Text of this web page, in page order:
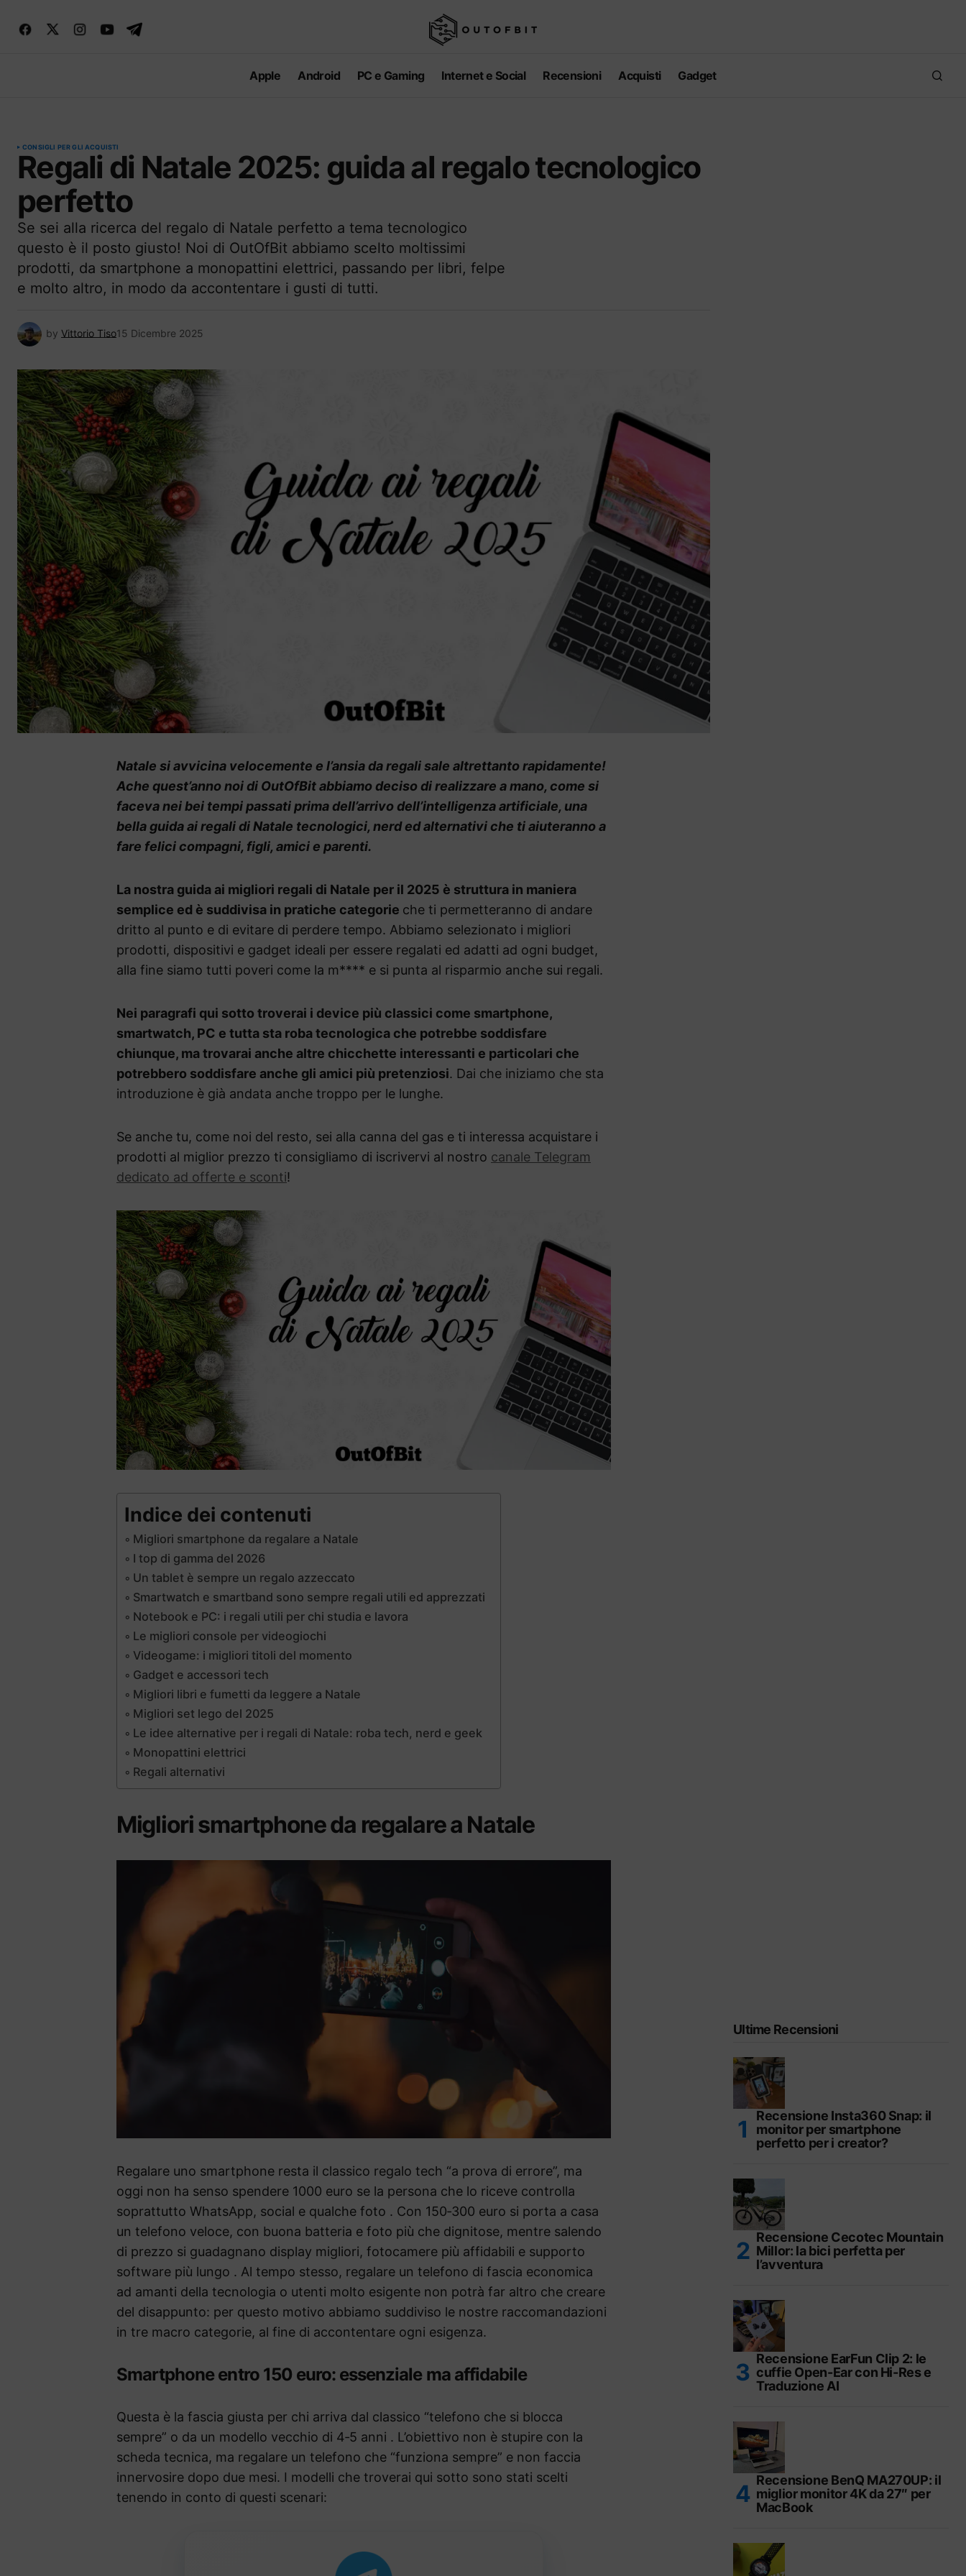
Apple Android PC e Gaming Internet e Social Recensioni Acquisti Gadget
CONSIGLI PER GLI ACQUISTI
Regali di Natale 2025: guida al regalo tecnologico
perfetto
Se sei alla ricerca del regalo di Natale perfetto a tema tecnologico
questo è il posto giusto! Noi di OutOfBit abbiamo scelto moltissimi
prodotti, da smartphone a monopattini elettrici, passando per libri, felpe
e molto altro, in modo da accontentare i gusti di tutti.
by Vittorio Tiso15 Dicembre 2025
Natale si avvicina velocemente e l’ansia da regali sale altrettanto rapidamente!
Ache quest’anno noi di OutOfBit abbiamo deciso di realizzare a mano, come si
faceva nei bei tempi passati prima dell’arrivo dell’intelligenza artificiale, una
bella guida ai regali di Natale tecnologici, nerd ed alternativi che ti aiuteranno a
fare felici compagni, figli, amici e parenti.
La nostra guida ai migliori regali di Natale per il 2025 è struttura in maniera
semplice ed è suddivisa in pratiche categorie che ti permetteranno di andare
dritto al punto e di evitare di perdere tempo. Abbiamo selezionato i migliori
prodotti, dispositivi e gadget ideali per essere regalati ed adatti ad ogni budget,
alla fine siamo tutti poveri come la m**** e si punta al risparmio anche sui regali.
Nei paragrafi qui sotto troverai i device più classici come smartphone,
smartwatch, PC e tutta sta roba tecnologica che potrebbe soddisfare
chiunque, ma trovarai anche altre chicchette interessanti e particolari che
potrebbero soddisfare anche gli amici più pretenziosi. Dai che iniziamo che sta
introduzione è già andata anche troppo per le lunghe.
Se anche tu, come noi del resto, sei alla canna del gas e ti interessa acquistare i
prodotti al miglior prezzo ti consigliamo di iscrivervi al nostro canale Telegram
dedicato ad offerte e sconti!
Indice dei contenuti
Migliori smartphone da regalare a Natale
I top di gamma del 2026
Un tablet è sempre un regalo azzeccato
Smartwatch e smartband sono sempre regali utili ed apprezzati
Notebook e PC: i regali utili per chi studia e lavora
Le migliori console per videogiochi
Videogame: i migliori titoli del momento
Gadget e accessori tech
Migliori libri e fumetti da leggere a Natale
Migliori set lego del 2025
Le idee alternative per i regali di Natale: roba tech, nerd e geek
Monopattini elettrici
Regali alternativi
Migliori smartphone da regalare a Natale
Regalare uno smartphone resta il classico regalo tech “a prova di errore”, ma
oggi non ha senso spendere 1000 euro se la persona che lo riceve controlla
soprattutto WhatsApp, social e qualche foto . Con 150‑300 euro si porta a casa
un telefono veloce, con buona batteria e foto più che dignitose, mentre salendo
di prezzo si guadagnano display migliori, fotocamere più affidabili e supporto
software più lungo . Al tempo stesso, regalare un telefono di fascia economica
ad amanti della tecnologia o utenti molto esigente non potrà far altro che creare
del disappunto: per questo motivo abbiamo suddiviso le nostre raccomandazioni
in tre macro categorie, al fine di accontentare ogni esigenza.
Smartphone entro 150 euro: essenziale ma affidabile
Questa è la fascia giusta per chi arriva dal classico “telefono che si blocca
sempre” o da un modello vecchio di 4‑5 anni . L’obiettivo non è stupire con la
scheda tecnica, ma regalare un telefono che “funziona sempre” e non faccia
innervosire dopo due mesi. I modelli che troverai qui sotto sono stati scelti
tenendo in conto di questi scenari:
Ultime Recensioni
Recensione Insta360 Snap: il
monitor per smartphone
perfetto per i creator?
Recensione Cecotec Mountain
Millor: la bici perfetta per
l’avventura
Recensione EarFun Clip 2: le
cuffie Open-Ear con Hi-Res e
Traduzione AI
Recensione BenQ MA270UP: il
miglior monitor 4K da 27″ per
MacBook